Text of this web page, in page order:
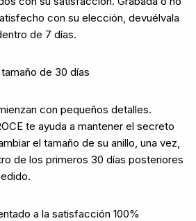
con su elección, devuélvala
de 7 días.
de 30 días
con pequeños detalles.
te ayuda a mantener el secreto
el tamaño de su anillo, una vez,
de los primeros 30 días posteriores
a la satisfacción 100%